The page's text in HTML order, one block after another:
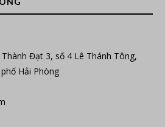
Đạt 3, số 4 Lê Thánh Tông,
Hải Phòng